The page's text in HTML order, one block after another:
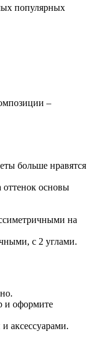
популярных
–
больше нравятся
оттенок основы
на
с 2 углами.
и оформите
аксессуарами.